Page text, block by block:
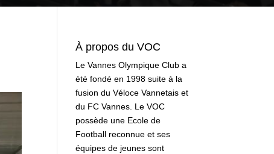
À propos du VOC
Le Vannes Olympique Club a
été fondé en 1998 suite à la
fusion du Véloce Vannetais et
du FC Vannes. Le VOC
possède une Ecole de
Football reconnue et ses
équipes de jeunes sont